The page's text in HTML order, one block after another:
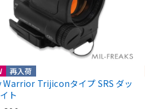
再入荷
Warrior Trijiconタイプ SRS ダッ
ト